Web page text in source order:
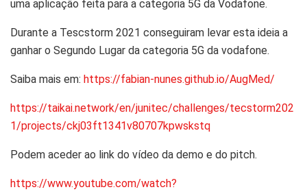
uma aplicação feita para a categoria 5G da Vodafone.
Durante a Tescstorm 2021 conseguiram levar esta ideia a
ganhar o Segundo Lugar da categoria 5G da vodafone.
Saiba mais em: https://fabian-nunes.github.io/AugMed/
https://taikai.network/en/junitec/challenges/tecstorm202
1/projects/ckj03ft1341v80707kpwskstq
Podem aceder ao link do vídeo da demo e do pitch.
https://www.youtube.com/watch?